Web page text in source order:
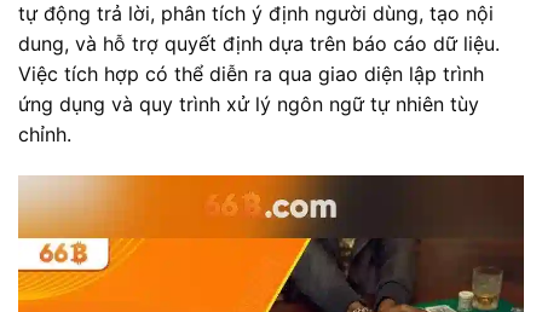
tự động trả lời, phân tích ý định người dùng, tạo nội
dung, và hỗ trợ quyết định dựa trên báo cáo dữ liệu.
Việc tích hợp có thể diễn ra qua giao diện lập trình
ứng dụng và quy trình xử lý ngôn ngữ tự nhiên tùy
chỉnh.